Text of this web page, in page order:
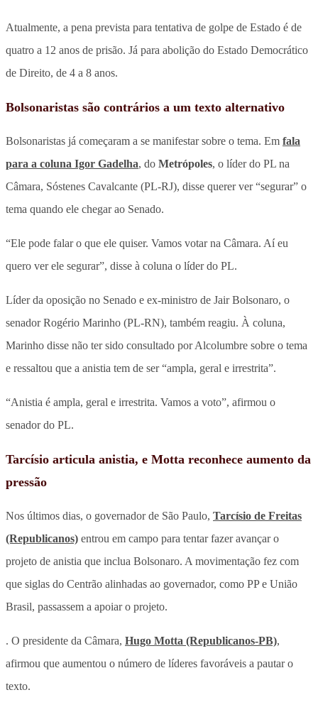
Atualmente, a pena prevista para tentativa de golpe de Estado é de
quatro a 12 anos de prisão. Já para abolição do Estado Democrático
de Direito, de 4 a 8 anos.
Bolsonaristas são contrários a um texto alternativo
Bolsonaristas já começaram a se manifestar sobre o tema. Em fala
para a coluna Igor Gadelha, do Metrópoles, o líder do PL na
Câmara, Sóstenes Cavalcante (PL-RJ), disse querer ver “segurar” o
tema quando ele chegar ao Senado.
“Ele pode falar o que ele quiser. Vamos votar na Câmara. Aí eu
quero ver ele segurar”, disse à coluna o líder do PL.
Líder da oposição no Senado e ex-ministro de Jair Bolsonaro, o
senador Rogério Marinho (PL-RN), também reagiu. À coluna,
Marinho disse não ter sido consultado por Alcolumbre sobre o tema
e ressaltou que a anistia tem de ser “ampla, geral e irrestrita”.
“Anistia é ampla, geral e irrestrita. Vamos a voto”, afirmou o
senador do PL.
Tarcísio articula anistia, e Motta reconhece aumento da
pressão
Nos últimos dias, o governador de São Paulo, Tarcísio de Freitas
(Republicanos) entrou em campo para tentar fazer avançar o
projeto de anistia que inclua Bolsonaro. A movimentação fez com
que siglas do Centrão alinhadas ao governador, como PP e União
Brasil, passassem a apoiar o projeto.
. O presidente da Câmara, Hugo Motta (Republicanos-PB),
afirmou que aumentou o número de líderes favoráveis a pautar o
texto.